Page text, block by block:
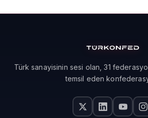
Türk sanayisinin sesi olan, 31
temsil eden